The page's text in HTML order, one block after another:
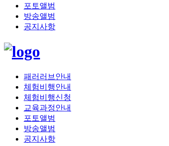
포토앨범
방송앨범
공지사항
패러러브안내
체험비행안내
체험비행신청
교육과정안내
포토앨범
방송앨범
공지사항